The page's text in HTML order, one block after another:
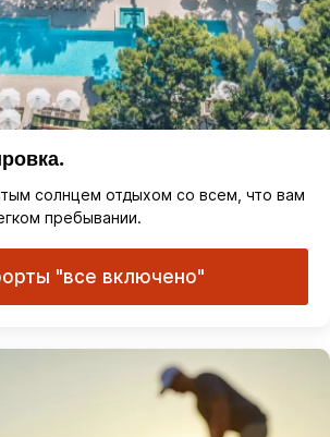
солнцем отдыхом со всем, что вам
пребывании.
"все включено"